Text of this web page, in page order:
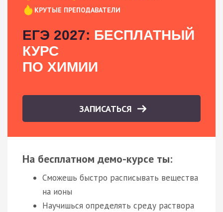
КРУТЫЕ ПРЕПОДАВАТЕЛИ
ЕГЭ 2027: БЕСПЛАТНЫЙ
КУРС
ПО ХИМИИ
ЗАПИСАТЬСЯ
На бесплатном демо-курсе ты:
Сможешь быстро расписывать вещества
на ионы
Научишься определять среду раствора